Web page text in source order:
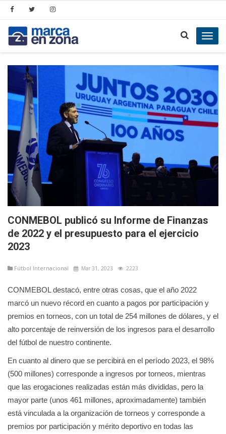
CONMEBOL publicó su Informe de Finanzas
de 2022 y el presupuesto para el ejercicio
2023
Fútbol Internacional Mar 31, 2023 2223
CONMEBOL destacó, entre otras cosas, que el año 2022
marcó un nuevo récord en cuanto a pagos por participación y
premios en torneos, con un total de 254 millones de dólares, y el
alto porcentaje de reinversión de los ingresos para el desarrollo
del fútbol de nuestro continente.
En cuanto al dinero que se percibirá en el período 2023, el 98%
(500 millones) corresponde a ingresos por torneos, mientras
que las erogaciones realizadas están más divididas, pero la
mayor parte (unos 461 millones, aproximadamente) también
está vinculada a la organización de torneos y corresponde a
premios por participación y mérito deportivo en todas las